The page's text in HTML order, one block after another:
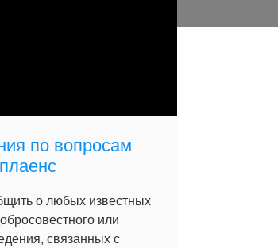
по вопросам
о любых известных
или
связанных с